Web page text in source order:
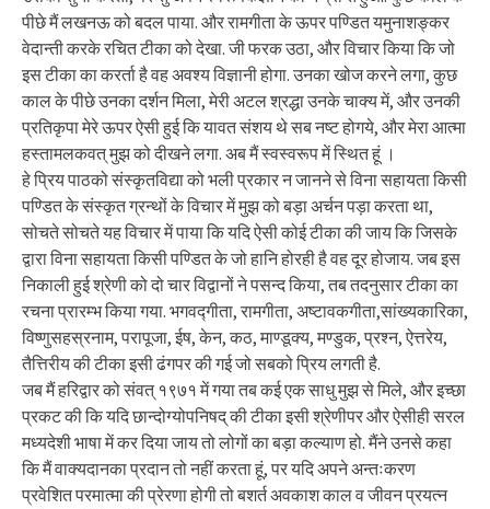
पीछे मैं लखनऊ को बदल पाया. और रामगीता के ऊपर पण्डित यमुनाशङ्कर
वेदान्ती करके रचित टीका को देखा. जी फरक उठा, और विचार किया कि जो
इस टीका का करर्ता है वह अवश्य विज्ञानी होगा. उनका खोज करने लगा, कुछ
काल के पीछे उनका दर्शन मिला, मेरी अटल श्रद्धा उनके चाक्य में, और उनकी
प्रतिकृपा मेरे ऊपर ऐसी हुई कि यावत संशय थे सब नष्ट होगये, और मेरा आत्मा
हस्तामलकवत् मुझ को दीखने लगा. अब मैं स्वस्वरूप में स्थित हूं ।
हे प्रिय पाठको संस्कृतविद्या को भली प्रकार न जानने से विना सहायता किसी
पण्डित के संस्कृत ग्रन्थों के विचार में मुझ को बड़ा अर्चन पड़ा करता था,
सोचते सोचते यह विचार में पाया कि यदि ऐसी कोई टीका की जाय कि जिसके
द्वारा विना सहायता किसी पण्डित के जो हानि होरही है वह दूर होजाय. जब इस
निकाली हुई श्रेणी को दो चार विद्वानों ने पसन्द किया, तब तदनुसार टीका का
रचना प्रारम्भ किया गया. भगवद्गीता, रामगीता, अष्टावकगीता,सांख्यकारिका,
विष्णुसहस्रनाम, परापूजा, ईष, केन, कठ, माण्डूक्य, मण्डुक, प्रश्न, ऐत्तरेय,
तैत्तिरीय की टीका इसी ढंगपर की गई जो सबको प्रिय लगती है.
जब मैं हरिद्वार को संवत् १९७१ में गया तब कई एक साधु मुझ से मिले, और इच्छा
प्रकट की कि यदि छान्दोग्योपनिषद् की टीका इसी श्रेणीपर और ऐसीही सरल
मध्यदेशी भाषा में कर दिया जाय तो लोगों का बड़ा कल्याण हो. मैंने उनसे कहा
कि मैं वाक्यदानका प्रदान तो नहीं करता हूं, पर यदि अपने अन्तःकरण
प्रवेशित परमात्मा की प्रेरणा होगी तो बशर्त अवकाश काल व जीवन प्रयत्न